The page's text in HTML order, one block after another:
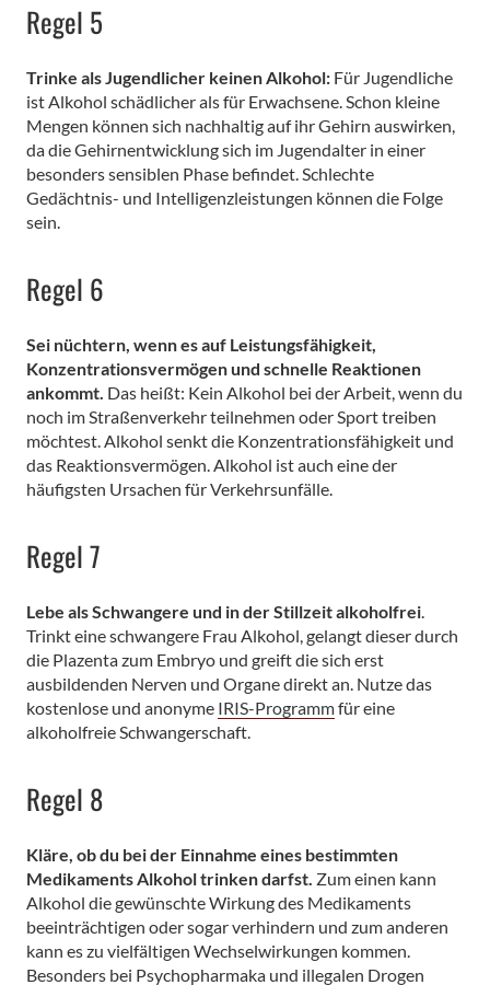
Regel 5
Trinke als Jugendlicher keinen Alkohol: Für Jugendliche
ist Alkohol schädlicher als für Erwachsene. Schon kleine
Mengen können sich nachhaltig auf ihr Gehirn auswirken,
da die Gehirnentwicklung sich im Jugendalter in einer
besonders sensiblen Phase befindet. Schlechte
Gedächtnis- und Intelligenzleistungen können die Folge
sein.
Regel 6
Sei nüchtern, wenn es auf Leistungsfähigkeit,
Konzentrationsvermögen und schnelle Reaktionen
ankommt. Das heißt: Kein Alkohol bei der Arbeit, wenn du
noch im Straßenverkehr teilnehmen oder Sport treiben
möchtest. Alkohol senkt die Konzentrationsfähigkeit und
das Reaktionsvermögen. Alkohol ist auch eine der
häufigsten Ursachen für Verkehrsunfälle.
Regel 7
Lebe als Schwangere und in der Stillzeit alkoholfrei.
Trinkt eine schwangere Frau Alkohol, gelangt dieser durch
die Plazenta zum Embryo und greift die sich erst
ausbildenden Nerven und Organe direkt an. Nutze das
kostenlose und anonyme IRIS-Programmfür eine
alkoholfreie Schwangerschaft.
Regel 8
Kläre, ob du bei der Einnahme eines bestimmten
Medikaments Alkohol trinken darfst. Zum einen kann
Alkohol die gewünschte Wirkung des Medikaments
beeinträchtigen oder sogar verhindern und zum anderen
kann es zu vielfältigen Wechselwirkungen kommen.
Besonders bei Psychopharmaka und illegalen Drogen